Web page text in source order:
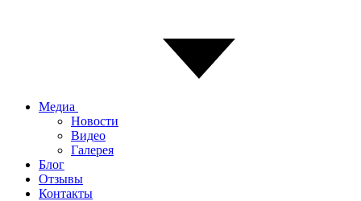
Медиа
Новости
Видео
Галерея
Блог
Отзывы
Контакты